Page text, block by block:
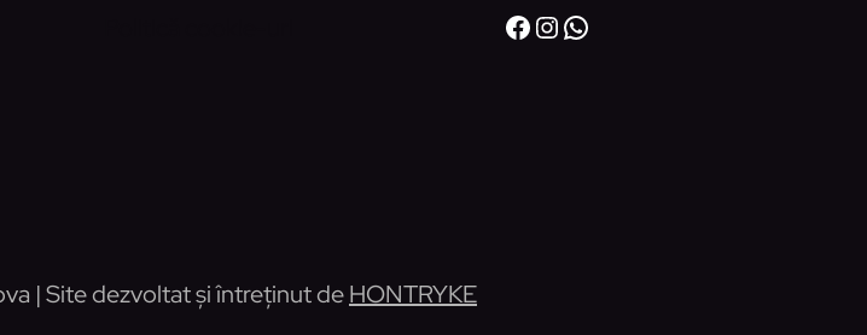
https://
https://
WhatsApp
| Site dezvoltat și întreținut deHONTRYKE